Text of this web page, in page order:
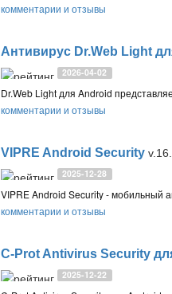
комментарии и отзывы
Антивирус Dr.Web Light
2026-04-02
комментарии и отзывы
VIPRE Android Security
2025-12-28
комментарии и отзывы
C-Prot Antivirus Security
2025-12-22